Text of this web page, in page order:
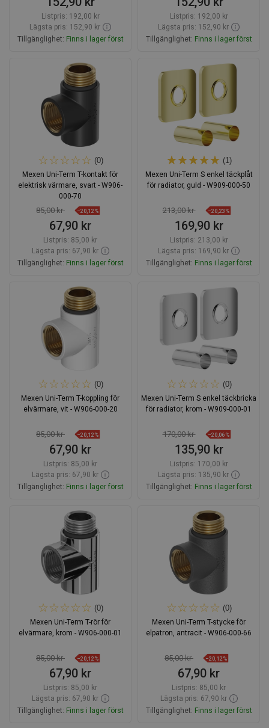
Listpris: 192,00 kr
Lägsta pris: 152,90 kr
Tillgänglighet: Finns i lager först
Lägg i varukorg
favorite_border Favoriter
Listpris: 192,00 kr
Lägsta pris: 152,90 kr
Tillgänglighet: Finns i lager först
Lägg i varukorg
favorite_border Favoriter
Jämför
(0)
Mexen Uni-Term T-kontakt för
elektrisk värmare, svart - W906-
000-70
85,00 kr −20,12%
67,90 kr
Listpris: 85,00 kr
Lägsta pris: 67,90 kr
Tillgänglighet: Finns i lager först
Lägg i varukorg
favorite_border Favoriter
(1)
Mexen Uni-Term S enkel täckplåt
för radiator, guld - W909-000-50
213,00 kr −20,23%
169,90 kr
Listpris: 213,00 kr
Lägsta pris: 169,90 kr
Tillgänglighet: Finns i lager först
Lägg i varukorg
favorite_border Favoriter
Jämför
(0)
Mexen Uni-Term T-koppling för
elvärmare, vit - W906-000-20
85,00 kr −20,12%
67,90 kr
Listpris: 85,00 kr
Lägsta pris: 67,90 kr
Tillgänglighet: Finns i lager först
Lägg i varukorg
favorite_border Favoriter
(0)
Mexen Uni-Term S enkel täckbricka
för radiator, krom - W909-000-01
170,00 kr −20,06%
135,90 kr
Listpris: 170,00 kr
Lägsta pris: 135,90 kr
Tillgänglighet: Finns i lager först
Lägg i varukorg
favorite_border Favoriter
(0)
Mexen Uni-Term T-rör för
elvärmare, krom - W906-000-01
85,00 kr −20,12%
67,90 kr
Listpris: 85,00 kr
Lägsta pris: 67,90 kr
Tillgänglighet: Finns i lager först
(0)
Mexen Uni-Term T-stycke för
elpatron, antracit - W906-000-66
85,00 kr −20,12%
67,90 kr
Listpris: 85,00 kr
Lägsta pris: 67,90 kr
Tillgänglighet: Finns i lager först